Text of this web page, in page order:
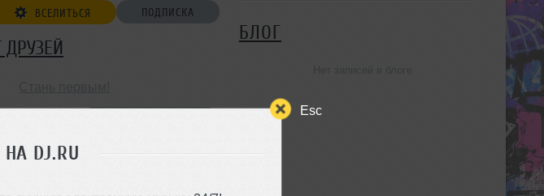
Esc
DJ.RU
ПОДПИСКА
ВСЕЛИТЬСЯ
ДРУЗЕЙ
БЛОГ